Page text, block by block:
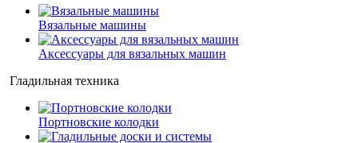
Вязальные машины
Аксессуары для вязальных машин
Гладильная техника
Портновские колодки